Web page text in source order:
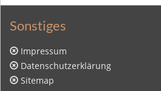
Sonstiges
Impressum
Datenschutzerklärung
Sitemap